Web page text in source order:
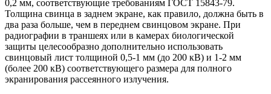
0,2 мм, соответствующие требованиям ГОСТ 15843-79.
Толщина свинца в заднем экране, как правило, должна быть в
два раза больше, чем в переднем свинцовом экране. При
радиографии в траншеях или в камерах биологической
защиты целесообразно дополнительно использовать
свинцовый лист толщиной 0,5-1 мм (до 200 кВ) и 1-2 мм
(более 200 кВ) соответствующего размера для полного
экранирования рассеянного излучения.